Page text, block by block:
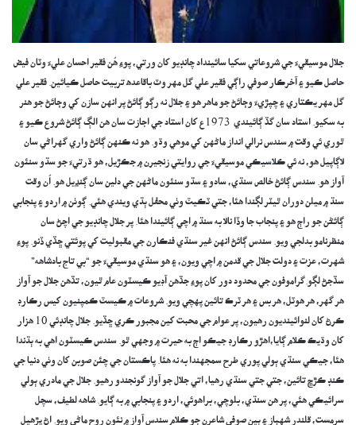
جلال موسيقيءَ جي شروعاتي سکيا سائينداد چانڊيو کان ورتي، پوءِ هُن فقير احسان عليءَ وٽان فيض
حاصل ڪيو ۽ آخرڪار صوفي راڳي فقير علي گل مهر وٽ باقاعده تربيت حاصل ڪيائين. فقير علي
گل مهر يڪتاري ۽ چپڙيءَ وڄائڻ جو ماهر هو ۽ جلال نه رڳو ڳائڻ پر انهن سازن کي وڄائڻ جو هنر
به سکيو. استاد سان گڏ ڳائيندي 1973ع کان استاد جي اجازت سان هن الڳ ڳائڻ شروع ڪيو ۽
ٿوري ئي وقت ۾ سندس نرالي انداز ماڻهن کي موهي وڌو. هو نه ڪنهن ڳائڻ واري گهراڻي سان
لاڳاپيل هو، نه ئي ڪلاسيڪي موسيقيءَ جي روايتي زنجيرن ۾ جڪڙيل، هو ڌرتيءَ جو سڌو سنئون
آواز هو. سندس ڳائڻ خالص سنڌي، سادو ۽ سڌو سنئون ماڻهن جي دلين سان ڳنڍيل هو. اُن وقت
سنڌ ۾ ميلن دوران ٿيٽر لڳندا هئا، جتي ٽڪيٽ وٺي محفل ٻڌي ويندي هئي. ڳوٺن ۾ اردو ۽ پنجابي
ڳائڻن جو راڄ هو ۽ پنجاب جا وڏا نالا به سنڌ ۾ اچي ڳائيندا هئا. پر جلال چانڊيو جي اچڻ سان
منظرنامو بدلجي ويو. سندس ڳائڻ انهن غير سنڌي فنڪارن جي مقبوليت کي پوئتي ڇڏي ڏنو. پوءِ
شهرت، عزت ۽ دولت جلال جي قدمن ۾ اچي ويون، ۽ هو سنڌي موسيقيءَ جو “بي تاج بادشاهه”
سڏجڻ لڳو.گراموفون جي محدود دور کان پوءِ جڏهن آڊيو ڪيسٽون عام ٿيون، تڏهن جلال جو آواز
هر گهر، هر هوٽل، هر بس ۽ هر ٽرڪ تائين پهچي ويو. شروعات ۾ ڪيسٽ ڪمپنيون کيس رڪارڊ
ڪرڻ کان لنوائينديون رهيون، پر عوام جي محبت کين مجبور ڪري ڇڏيو. جلال چانڊئي 10 هزار
کان وڌيڪ ڪلام ڳايا،اهڙو رڪارڊ جيڪو اڄ به حيرت ۾ وجهي ٿو. سندس ڪيسٽون اهي به ٻڌندا
هئا، جيڪي سنڌي ٻولي پوري طرح سمجهندا به نه هئا. پاڪستان جي چئن صوبن کان وٺي دنيا جي
ڪنڊ ڪڙڇ تائين، جتي جتي سنڌي رهيا، اتي جلال جو آواز گونجندو رهيو. جلال جي مادري ٻولي
سرائيڪي هئي، پر هن سنڌي، بلوچي، براهوئي، اردو ۽ پنجابي ۾ به ڳايو. شاهه لطيف، سچل
سرمست، قلندر شهباز ۽ ٻين صوفي شاعرن جو ڪلام سندس آواز ۾ نئون روح ماڻي ويو. اڻ پڙهيل